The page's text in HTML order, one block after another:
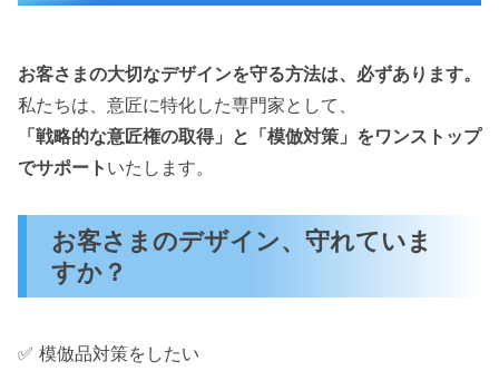
お客さまの大切なデザインを守る方法は、必ずあります。
私たちは、意匠に特化した専門家として、
「戦略的な意匠権の取得」と「模倣対策」をワンストップ
でサポート いたします。
お客さまのデザイン、守れていま
すか？
✅ 模倣品対策をしたい